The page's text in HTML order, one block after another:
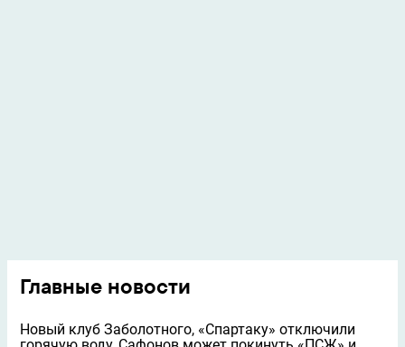
Главные новости
Новый клуб Заболотного, «Спартаку» отключили